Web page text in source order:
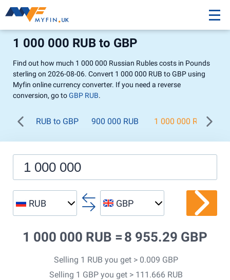
1 000 000 RUB to GBP
Find out how much 1 000 000 Russian Rubles costs in Pounds
sterling on 2026-08-06. Convert 1 000 000 RUB to GBP using
Myfin online currency converter. If you need a reverse
conversion, go toGBP RUB.
RUB to GBP 900 000 RUB 1 000 000 RUB
RUB GBP
1 000 000 RUB = 8 955.29 GBP
Selling 1 RUB you get > 0.009 GBP
Selling 1 GBP you get > 111.666 RUB